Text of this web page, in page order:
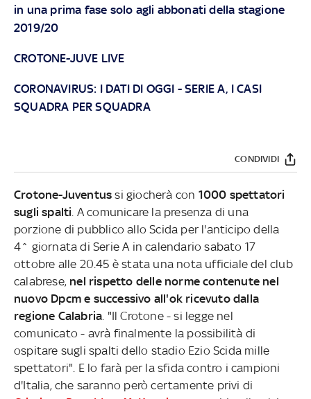
in una prima fase solo agli abbonati della stagione
2019/20
CROTONE-JUVE LIVE
CORONAVIRUS: I DATI DI OGGI -SERIE A, I CASI
SQUADRA PER SQUADRA
CONDIVIDI
Crotone-Juventus si giocherà con 1000 spettatori
sugli spalti . A comunicare la presenza di una
porzione di pubblico allo Scida per l'anticipo della
4^ giornata di Serie A in calendario sabato 17
ottobre alle 20.45 è stata una nota ufficiale del club
calabrese, nel rispetto delle norme contenute nel
nuovo Dpcm e successivo all'ok ricevuto dalla
regione Calabria . "Il Crotone - si legge nel
comunicato - avrà finalmente la possibilità di
ospitare sugli spalti dello stadio Ezio Scida mille
spettatori". E lo farà per la sfida contro i campioni
d'Italia, che saranno però certamente privi di